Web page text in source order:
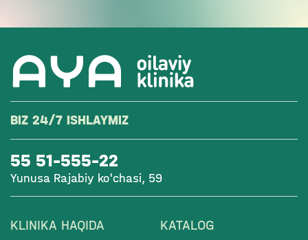
BIZ 24/7 ISHLAYMIZ
55 51-555-22
Yunusa Rajabiy ko'chasi, 59
KLINIKA HAQIDA KATALOG